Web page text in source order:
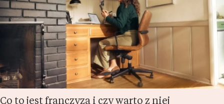
Co to jest franczyza i czy warto z niej